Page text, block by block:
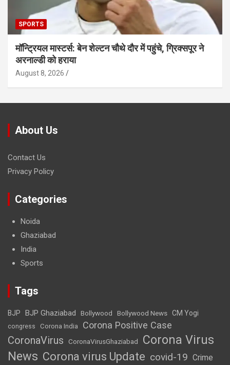
SPORTS
मॉन्ट्रियल मास्टर्स: बेन शेल्टन चौथे दौर में पहुंचे, ग्रिक्सपूर ने
अरनाल्डी को हराया
August 8, 2026
About Us
Contact Us
Privacy Policy
Categories
Noida
Ghaziabad
India
Sports
Tags
BJP BJP Ghaziabad Bollywood Bollywood News CM Yogi
congress Corona India Corona Positive Case
CoronaVirus CoronaVirusGhaziabad
Corona Virus
News Corona virus Update covid-19 Crime